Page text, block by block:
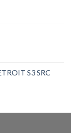
S3 SRC